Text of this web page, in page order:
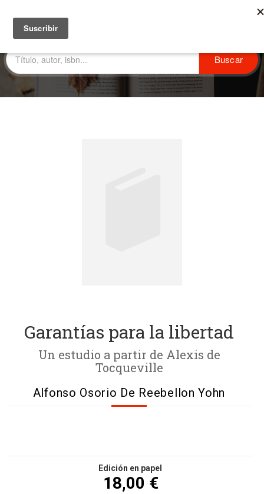
Garantías para la libertad
Un estudio a partir de Alexis de
Tocqueville
Alfonso Osorio De Reebellon Yohn
Edición en papel
18,00 €